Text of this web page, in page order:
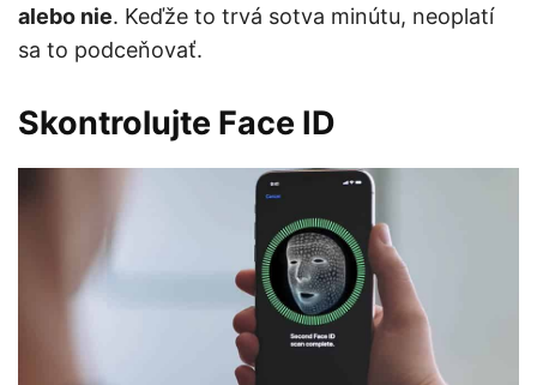
alebo nie. Keďže to trvá sotva minútu, neoplatí
sa to podceňovať.
Skontrolujte Face ID